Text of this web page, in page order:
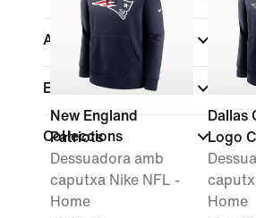
Ajust
En oferta
Col·leccions
New England
Patriots
Dessuadora amb
caputxa Nike NFL -
Home
Dallas
Logo
Home